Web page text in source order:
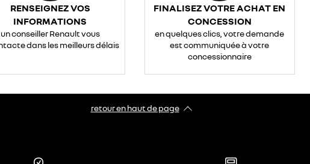
RENSEIGNEZ VOS
INFORMATIONS
un conseiller Renault vous
dans les meilleurs délais
FINALISEZ VOTRE ACHAT EN
CONCESSION
en quelques clics, votre demande
est communiquée à votre
concessionnaire
retour en haut de page​